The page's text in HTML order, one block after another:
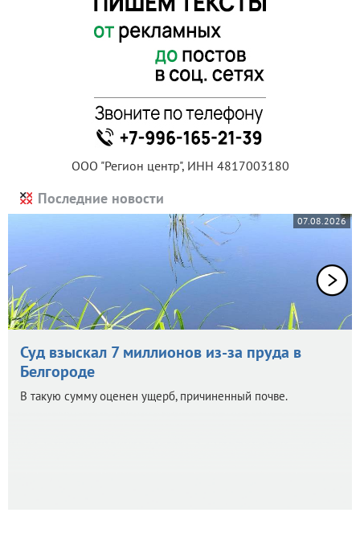
ООО "Регион центр", ИНН 4817003180
Последние новости
07.08.2026
Суд взыскал 7 миллионов из-за пруда в
Белгороде
В такую сумму оценен ущерб, причиненный почве.